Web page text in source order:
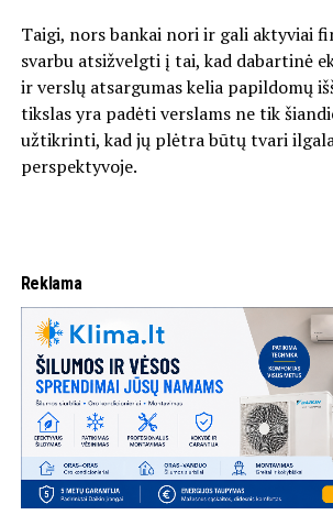
Taigi, nors bankai nori ir gali aktyviai
svarbu atsižvelgti į tai, kad dabartinė
ir verslų atsargumas kelia papildomų
tikslas yra padėti verslams ne tik
užtikrinti, kad jų plėtra būtų tvari
perspektyvoje.
Reklama